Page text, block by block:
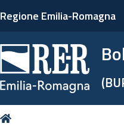
Regione Emilia-Romagna
Tu